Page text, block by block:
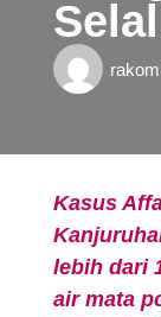
Kasus
lebih dari
air mata